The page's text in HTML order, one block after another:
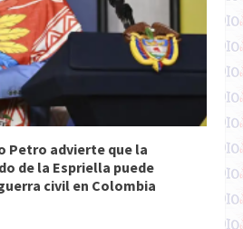
Petro advierte que la
de la Espriella puede
civil en Colombia